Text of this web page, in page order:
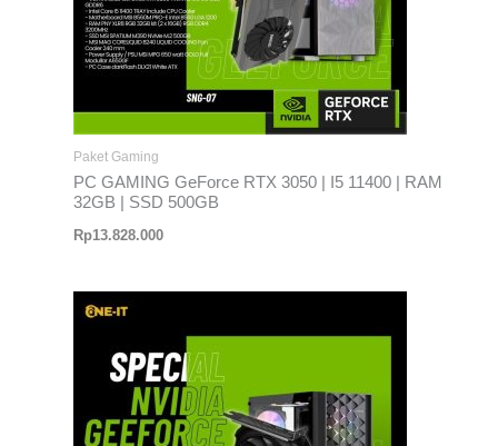
Paket Gaming
PC GAMING GeForce RTX 3050 | I5 11400 | RAM
32GB | SSD 500GB
Rp13.828.000